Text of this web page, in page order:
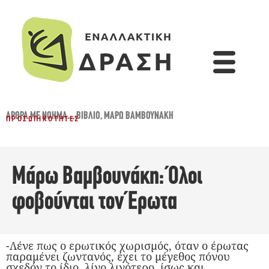
ΆΡΘΡΑ ΜΕ ΝΌΗΜΑ...,ΒΙΒΛΊΟ,ΜΆΡΩ ΒΑΜΒΟΥΝΆΚΗ
ΠΡΟΣΩΠΙΚΌΤΗΤΕΣ
Μάρω Βαμβουνάκη: Όλοι
φοβούνται τον Έρωτα
-Λένε πως ο ερωτικός χωρισμός, όταν ο έρωτας
παραμένει ζωντανός, έχει το μέγεθος πόνου